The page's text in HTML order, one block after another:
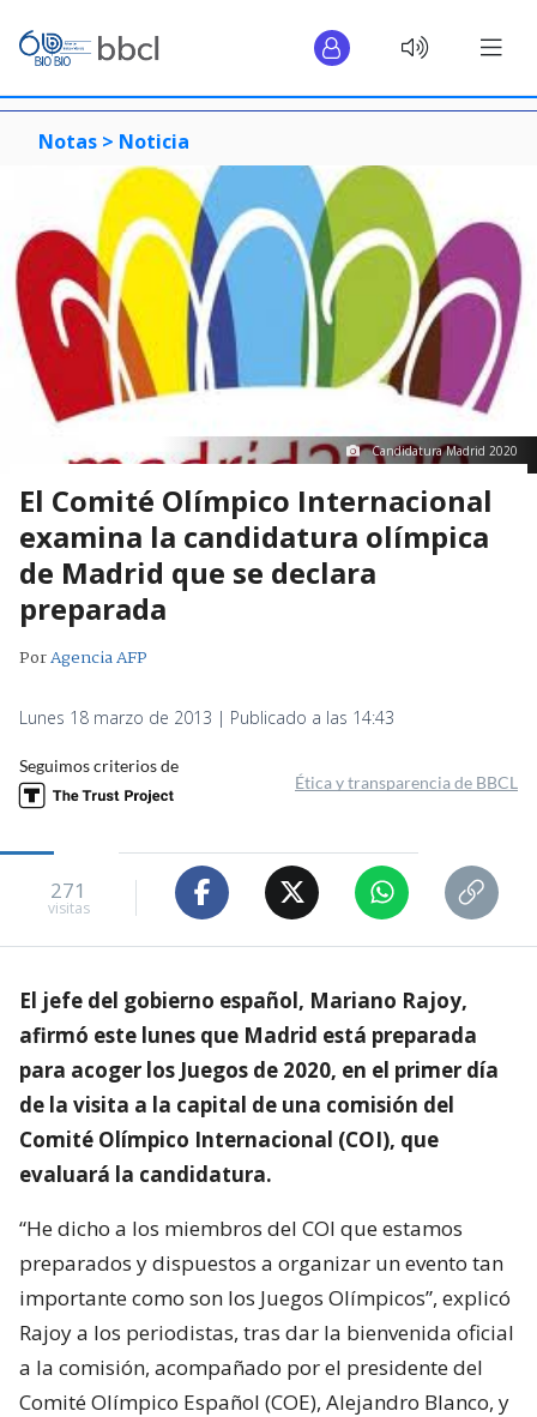
Notas > Noticia
Candidatura Madrid 2020
El Comité Olímpico Internacional
examina la candidatura olímpica
de Madrid que se declara
preparada
PorAgencia AFP
Lunes 18 marzo de 2013 | Publicado a las 14:43
Seguimos criterios de
Ética y transparencia de BBCL
271
visitas
El jefe del gobierno español, Mariano Rajoy,
afirmó este lunes que Madrid está preparada
para acoger los Juegos de 2020, en el primer día
de la visita a la capital de una comisión del
Comité Olímpico Internacional (COI), que
evaluará la candidatura.
“He dicho a los miembros del COI que estamos
preparados y dispuestos a organizar un evento tan
importante como son los Juegos Olímpicos”, explicó
Rajoy a los periodistas, tras dar la bienvenida oficial
a la comisión, acompañado por el presidente del
Comité Olímpico Español (COE), Alejandro Blanco, y